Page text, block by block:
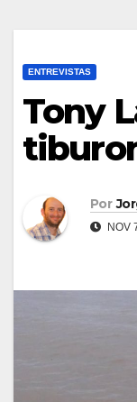
ENTREVISTAS
Tony
Por
NOV